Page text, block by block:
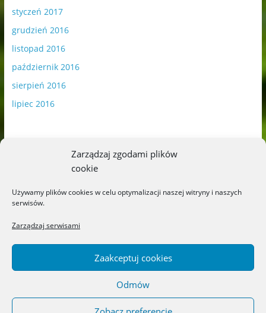
Zarządzaj zgodami plików
cookie
Używamy plików cookies w celu optymalizacji naszej witryny i naszych
serwisów.
Zarządzaj serwisami
Zaakceptuj cookies
Odmów
styczeń 2017
grudzień 2016
listopad 2016
październik 2016
sierpień 2016
lipiec 2016
Blog o książkach dla dzieci i młodzieży –
recenzje i rekomendacje. All rights reserved.